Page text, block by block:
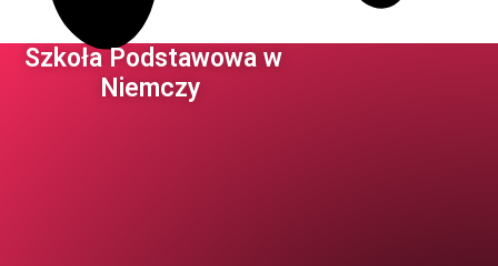
Szkoła Podstawowa w
Niemczy ​